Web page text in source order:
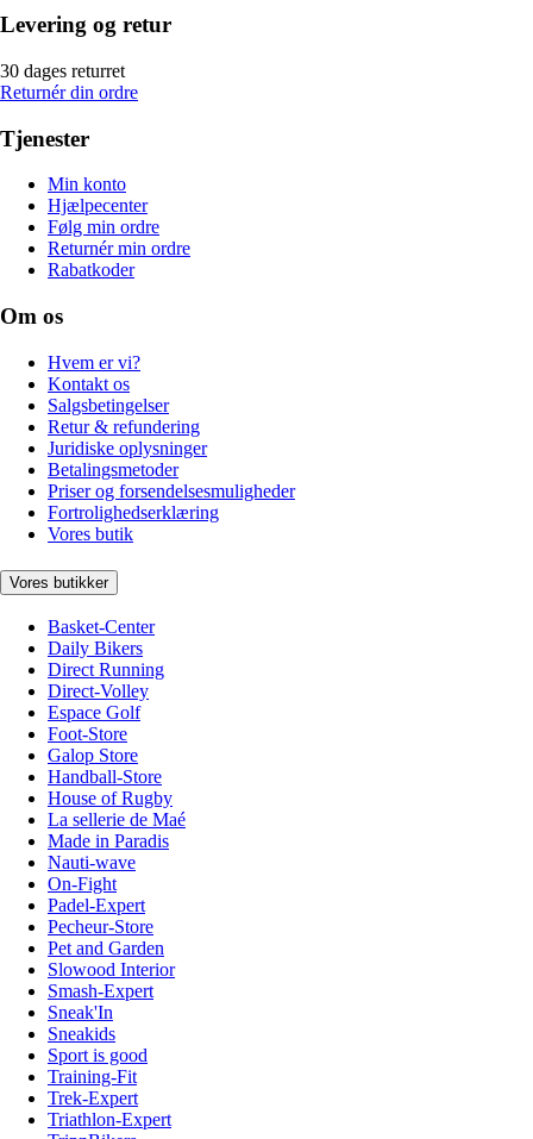
Levering og retur
30 dages returret
Returnér din ordre
Tjenester
Min konto
Hjælpecenter
Følg min ordre
Returnér min ordre
Rabatkoder
Om os
Hvem er vi?
Kontakt os
Salgsbetingelser
Retur & refundering
Juridiske oplysninger
Betalingsmetoder
Priser og forsendelsesmuligheder
Fortrolighedserklæring
Vores butik
Vores butikker
Basket-Center
Daily Bikers
Direct Running
Direct-Volley
Espace Golf
Foot-Store
Galop Store
Handball-Store
House of Rugby
La sellerie de Maé
Made in Paradis
Nauti-wave
On-Fight
Padel-Expert
Pecheur-Store
Pet and Garden
Slowood Interior
Smash-Expert
Sneak'In
Sneakids
Sport is good
Training-Fit
Trek-Expert
Triathlon-Expert